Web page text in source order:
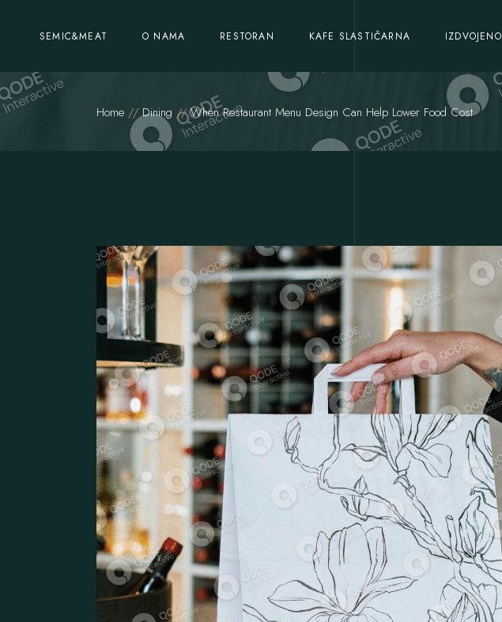
SEMIC&MEAT O NAMA RESTORAN KAFE SLASTIČARNA IZDVOJENO
Home Dining When Restaurant Menu Design Can Help Lower Food Cost